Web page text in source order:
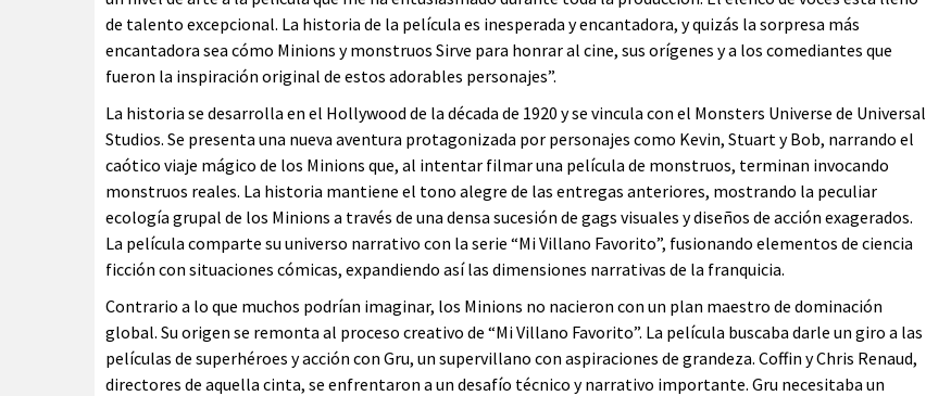
de talento excepcional. La historia de la película es inesperada y encantadora, y quizás la sorpresa más
encantadora sea cómo Minions y monstruos Sirve para honrar al cine, sus orígenes y a los comediantes que
fueron la inspiración original de estos adorables personajes”.
La historia se desarrolla en el Hollywood de la década de 1920 y se vincula con el Monsters Universe de Universal
Studios. Se presenta una nueva aventura protagonizada por personajes como Kevin, Stuart y Bob, narrando el
caótico viaje mágico de los Minions que, al intentar filmar una película de monstruos, terminan invocando
monstruos reales. La historia mantiene el tono alegre de las entregas anteriores, mostrando la peculiar
ecología grupal de los Minions a través de una densa sucesión de gags visuales y diseños de acción exagerados.
La película comparte su universo narrativo con la serie “Mi Villano Favorito”, fusionando elementos de ciencia
ficción con situaciones cómicas, expandiendo así las dimensiones narrativas de la franquicia.
Contrario a lo que muchos podrían imaginar, los Minions no nacieron con un plan maestro de dominación
global. Su origen se remonta al proceso creativo de “Mi Villano Favorito”. La película buscaba darle un giro a las
películas de superhéroes y acción con Gru, un supervillano con aspiraciones de grandeza. Coffin y Chris Renaud,
directores de aquella cinta, se enfrentaron a un desafío técnico y narrativo importante. Gru necesitaba un